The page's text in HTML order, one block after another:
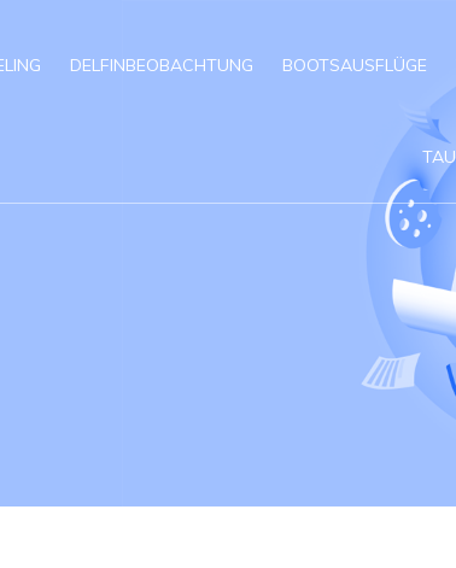
DELFINBEOBACHTUNG BOOTSAUSFLÜGE